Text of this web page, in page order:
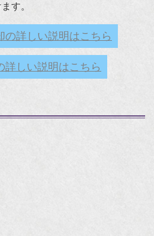
す。
の詳しい説明はこちら
詳しい説明はこちら